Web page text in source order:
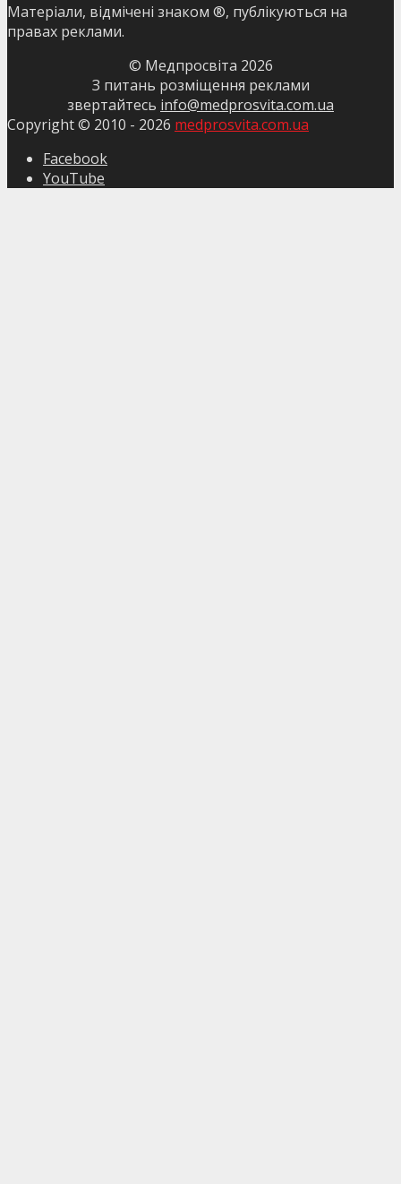
Матеріали, відмічені знаком ®, публікуються на
правах реклами.
© Медпросвіта 2026
З питань розміщення реклами
звертайтесь info@medprosvita.com.ua
Copyright © 2010 - 2026 medprosvita.com.ua
Facebook
YouTube